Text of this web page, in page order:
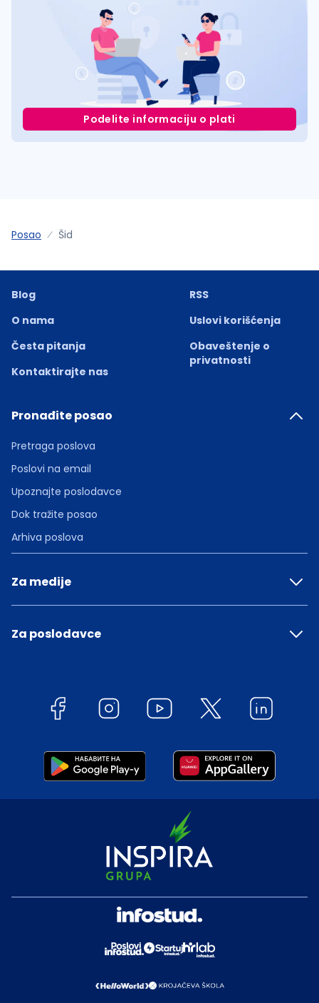
Podelite informaciju o plati
Posao Šid
Blog
O nama
Česta pitanja
Kontaktirajte nas
RSS
Uslovi korišćenja
Obaveštenje o
privatnosti
Pronađite posao
Pretraga poslova
Poslovi na email
Upoznajte poslodavce
Dok tražite posao
Arhiva poslova
Za medije
Za poslodavce